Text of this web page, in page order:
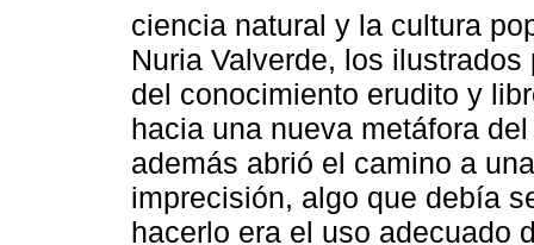
ciencia natural y la cultura
Nuria Valverde, los
del conocimiento erudito y
hacia una nueva metáfora
además abrió el camino a
imprecisión, algo que debía
hacerlo era el uso adecuado